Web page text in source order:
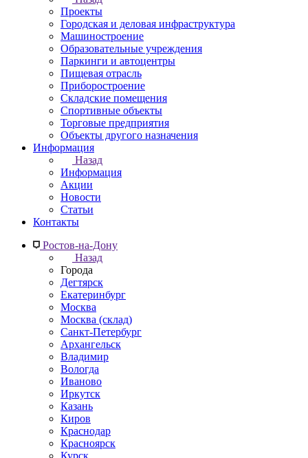
Проекты
Городская и деловая инфраструктура
Машиностроение
Образовательные учреждения
Паркинги и автоцентры
Пищевая отрасль
Приборостроение
Складские помещения
Спортивные объекты
Торговые предприятия
Объекты другого назначения
Информация
Назад
Информация
Акции
Новости
Статьи
Контакты
Ростов-на-Дону
Назад
Города
Дегтярск
Екатеринбург
Москва
Москва (склад)
Санкт-Петербург
Архангельск
Владимир
Вологда
Иваново
Иркутск
Казань
Киров
Краснодар
Красноярск
Курск